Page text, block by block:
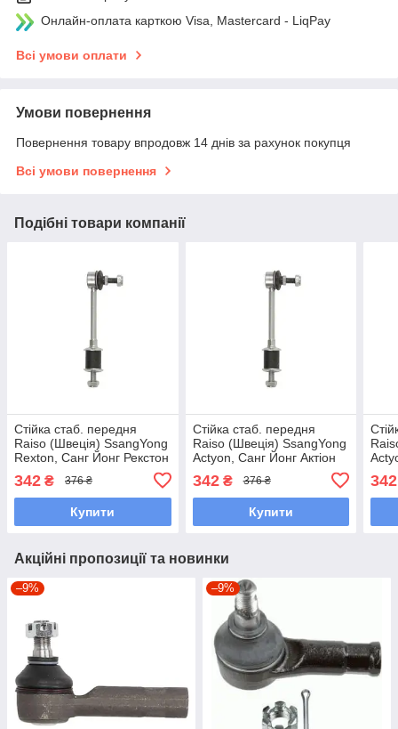
Онлайн-оплата карткою Visa, Mastercard - LiqPay
Всі умови оплати
Умови повернення
Повернення товару впродовж 14 днів за рахунок покупця
Всі умови повернення
Подібні товари компанії
Стійка стаб. передня
Raiso (Швеція) SsangYong
Rexton, Санг Йонг Рекстон
UACTCMX7
342 ₴ 376 ₴
Купити
Стійка стаб. передня
Raiso (Швеція) SsangYong
Actyon, Санг Йонг Актіон
UARQVEA7
342₴ 376 ₴
Купити
342
Акційні пропозиції та новинки
–9% –9%